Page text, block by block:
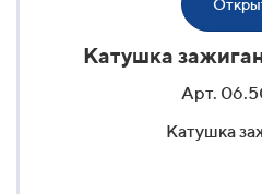
Катушка
Арт.
Катушка